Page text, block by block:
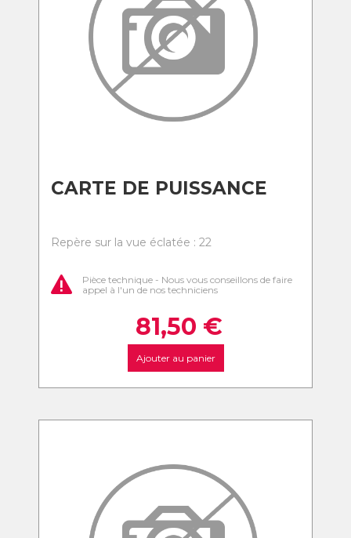
CARTE DE PUISSANCE
Repère sur la vue éclatée : 22
Pièce technique - Nous vous conseillons de faire
appel à l'un de nos techniciens
81,50 €
Ajouter au panier